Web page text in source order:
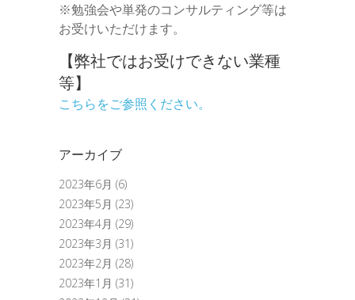
※勉強会や単発のコンサルティング等は
お受けいただけます。
【弊社ではお受けできない業種
等】
こちらをご参照ください。
アーカイブ
2023年6月 (6)
2023年5月 (23)
2023年4月 (29)
2023年3月 (31)
2023年2月 (28)
2023年1月 (31)